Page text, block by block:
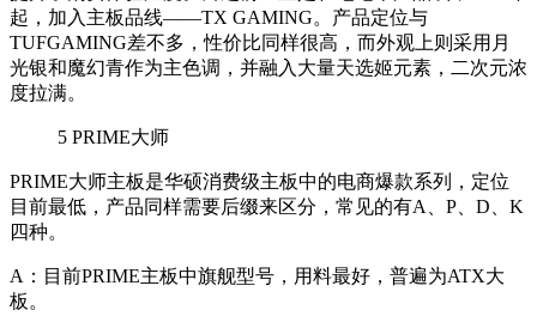
起，加入主板品线——TX GAMING。产品定位与
TUFGAMING差不多，性价比同样很高，而外观上则采用月
光银和魔幻青作为主色调，并融入大量天选姬元素，二次元浓
度拉满。
5 PRIME大师
PRIME大师主板是华硕消费级主板中的电商爆款系列，定位
目前最低，产品同样需要后缀来区分，常见的有A、P、D、K
四种。
A ：目前PRIME主板中旗舰型号，用料最好，普遍为ATX大
板。